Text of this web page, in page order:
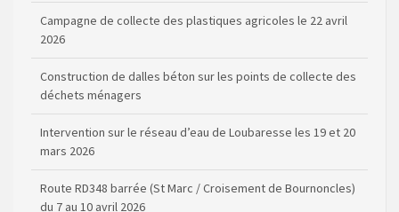
Construction de dalles béton sur les points de collecte des
déchets ménagers
Intervention sur le réseau d’eau de Loubaresse les 19 et 20
mars 2026
Route RD348 barrée (St Marc / Croisement de Bournoncles)
du 7 au 10 avril 2026
Elections Municipales 2026